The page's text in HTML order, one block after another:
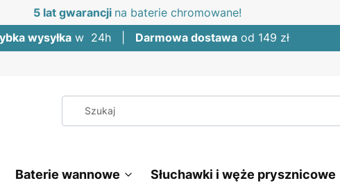
5 lat gwarancji na baterie chromowane!
wysyłkaw 24h | Darmowa dostawaod 149 zł
Baterie wannowe Słuchawki i węże prysznicowe